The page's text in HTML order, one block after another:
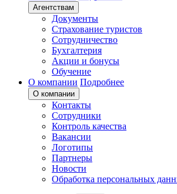
Агентствам
Документы
Страхование туристов
Сотрудничество
Бухгалтерия
Акции и бонусы
Обучение
О компании Подробнее
О компании
Контакты
Сотрудники
Контроль качества
Вакансии
Логотипы
Партнеры
Новости
Обработка персональных